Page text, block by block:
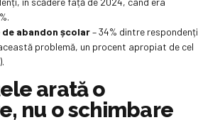
abandon școlar– 34% dintre respondenți
problemă, un procent apropiat de cel
arată o
nu o schimbare